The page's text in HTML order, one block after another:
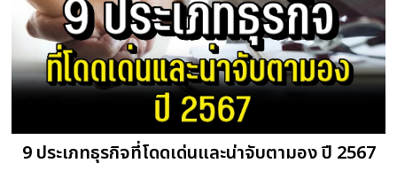
9 ประเภทธุรกิจที่โดดเด่นและน่าจับตามอง ปี 2567